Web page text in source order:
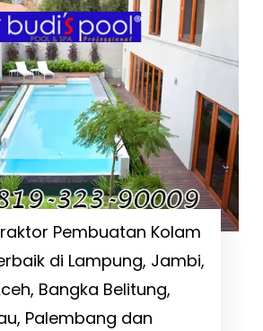
Pembuatan Kolam
di Lampung, Jambi,
Bangka Belitung,
Palembang dan